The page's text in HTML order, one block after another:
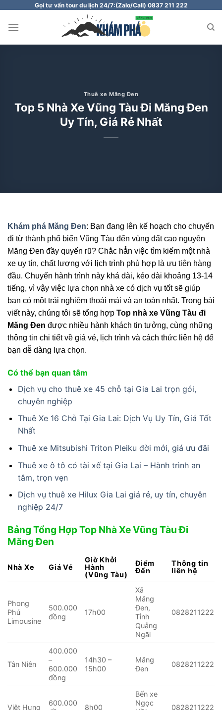
nội
dung
Gọi tư vấn tour du lịch 24/7:(Zalo/Call) 0837 211 222
Thuê xe Măng Đen
Top 5 Nhà Xe Vũng Tàu Đi Măng Đen
Uy Tín, Giá Rẻ Nhất
Khám phá Măng Đen: Bạn đang lên kế hoạch cho chuyến
đi từ thành phố biển Vũng Tàu đến vùng đất cao nguyên
Măng Đen đầy quyến rũ? Chắc hẳn việc tìm kiếm một nhà
xe uy tín, chất lượng với lịch trình phù hợp là ưu tiên hàng
đầu. Chuyến hành trình này khá dài, kéo dài khoảng 13-14
tiếng, vì vậy việc lựa chọn nhà xe có dịch vụ tốt sẽ giúp
bạn có một trải nghiệm thoải mái và an toàn nhất. Trong bài
viết này, chúng tôi sẽ tổng hợp Top nhà xe Vũng Tàu đi
Măng Đen được nhiều hành khách tin tưởng, cùng những
thông tin chi tiết về giá vé, lịch trình và cách thức liên hệ để
bạn dễ dàng lựa chọn.
Có thể bạn quan tâm
Dịch vụ cho thuê xe 45 chỗ tại Gia Lai trọn gói,
chuyên nghiệp
Thuê Xe 16 Chỗ Tại Gia Lai: Dịch Vụ Uy Tín, Giá Tốt
Nhất
Thuê xe Mitsubishi Triton Pleiku đời mới, giá ưu đãi
Thuê xe ô tô có tài xế tại Gia Lai – Hành trình an
tâm, trọn vẹn
Dịch vụ thuê xe Hilux Gia Lai giá rẻ, uy tín, chuyên
nghiệp 24/7
Bảng Tổng Hợp Top Nhà Xe Vũng Tàu Đi
Măng Đen
Nhà Xe Giá Vé
Giờ Khởi
Hành
(Vũng Tàu)
Điểm
Đến
Thông tin
liên hệ
Phong
Phú
Limousine
500.000
đồng
17h00
Xã
Măng
Đen,
Tỉnh
Quảng
Ngãi
0828211222
Tân Niên
400.000
–
600.000
đồng
14h30 –
15h00
Măng
Đen
0828211222
Việt Hưng
600.000
8h00
Bến xe
Ngọc
0828211222